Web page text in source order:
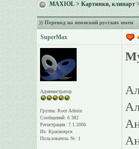
MAXIOL>Картинки, клипарт
Перевод на японский русских имен
SuperMax
Администратор
Группа: Root Admin
Сообщений: 6 382
Регистрация: 7.1.2006
Из: Красноярск
Пользователь №: 1